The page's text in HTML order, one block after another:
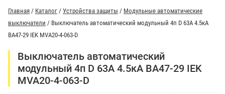
с
к
п
о
т
Главная / Каталог / Устройства защиты / Модульные автоматические
выключатели / Выключатель автоматический модульный 4п D 63А 4.5кА
ВА47-29 IEK MVA20-4-063-D
Выключатель автоматический
модульный 4п D 63А 4.5кА ВА47-29 IEK
MVA20-4-063-D